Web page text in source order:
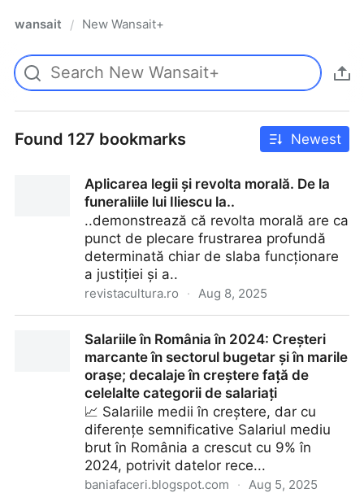
wansait / New Wansait+
Found 127 bookmarks Newest
Aplicarea legii și revolta morală. De la
funeraliile lui Iliescu la..
..demonstrează că revolta morală are ca
punct de plecare frustrarea profundă
determinată chiar de slaba funcționare
a justiției și a..
revistacultura.ro · Aug 8, 2025
Salariile în România în 2024: Creșteri
marcante în sectorul bugetar și în marile
orașe; decalaje în creștere față de
celelalte categorii de salariați
📈 Salariile medii în creștere, dar cu
diferențe semnificative Salariul mediu
brut în România a crescut cu 9% în
2024, potrivit datelor rece...
baniafaceri.blogspot.com · Aug 5, 2025